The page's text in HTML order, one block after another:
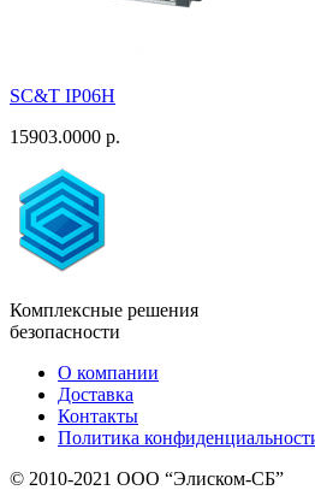
SC&T IP06H
15903.0000 р.
Комплексные решения
безопасности
О компании
Доставка
Контакты
Политика
© 2010-2021 ООО “Элиском-СБ”